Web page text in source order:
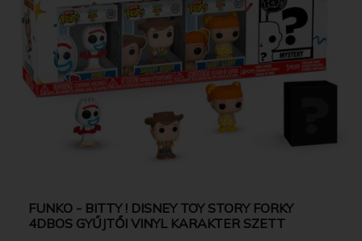
FUNKO - BITTY ! DISNEY TOY STORY FORKY
4DBOS GYŰJTŐI VINYL KARAKTER SZETT